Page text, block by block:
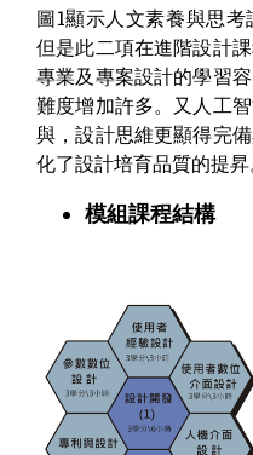
圖1顯示人文素養與思考
但是此二項在進階設計
專業及專案設計的學習
難度增加許多。又人工
與，設計思維更顯得完
化了設計培育品質的提昇
模組課程結構